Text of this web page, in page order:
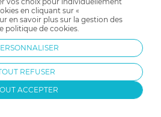
de lit confortables et déco,
matelas spécifiques, cale
de lit nécessaires à la
et à son confort se trouvent sur
LIRE LA SUITE
en cliquant sur «
en savoir plus sur la gestion des
politique de cookies.
REFUSER
ACCEPTER